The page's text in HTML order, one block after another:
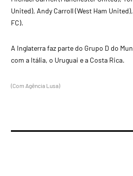
United), Andy Carroll (West Ham
FC).
A Inglaterra faz parte do Grupo D do
com a Itália, o Uruguai e a Costa Rica.
(Com Agência Lusa)